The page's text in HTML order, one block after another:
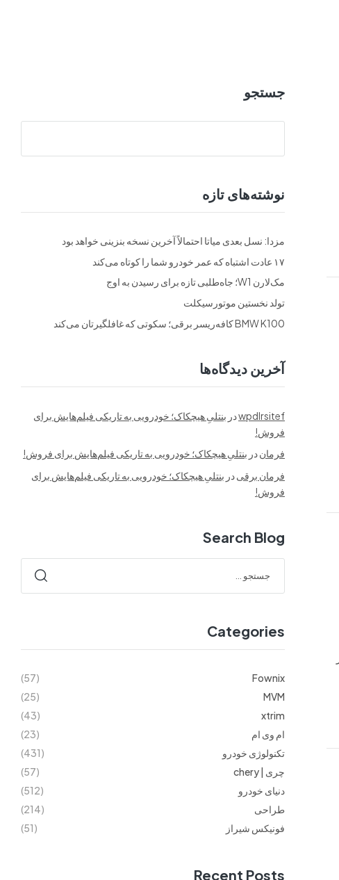
جستجو
نوشته‌های تازه
مزدا: نسل بعدی میاتا احتمالاً آخرین نسخه بنزینی خواهد بود
۱۷ عادت اشتباه که عمر خودرو شما را کوتاه می‌کند
مک‌لارن W1؛ جاه‌طلبی تازه برای رسیدن به اوج
تولد نخستین موتورسیکلت
BMW K100 کافه‌ریسر برقی؛ سکوتی که غافلگیرتان می‌کند
آخرین دیدگاه‌ها
wpdlrsitefدر بنتلیِ هیچکاک؛ خودرویی به تاریکی فیلم‌هایش برای
فروش!
فرماندر بنتلیِ هیچکاک؛ خودرویی به تاریکی فیلم‌هایش برای فروش!
فرمان برقیدر بنتلیِ هیچکاک؛ خودرویی به تاریکی فیلم‌هایش برای
فروش!
Search Blog
Categories
Fownix
(57)
MVM
(25)
xtrim
(43)
ام وی ام
(23)
تکنولوژی خودرو
(431)
چری | chery
(57)
دنیای خودرو
(512)
طراحی
(214)
فونیکس شیراز
(51)
Recent Posts